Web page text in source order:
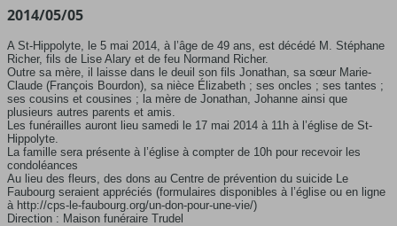
2014/05/05
A St-Hippolyte, le 5 mai 2014, à l’âge de 49 ans, est décédé M. Stéphane
Richer, fils de Lise Alary et de feu Normand Richer.
Outre sa mère, il laisse dans le deuil son fils Jonathan, sa sœur Marie-
Claude (François Bourdon), sa nièce Élizabeth ; ses oncles ; ses tantes ;
ses cousins et cousines ; la mère de Jonathan, Johanne ainsi que
plusieurs autres parents et amis.
Les funérailles auront lieu samedi le 17 mai 2014 à 11h à l’église de St-
Hippolyte.
La famille sera présente à l’église à compter de 10h pour recevoir les
condoléances
Au lieu des fleurs, des dons au Centre de prévention du suicide Le
Faubourg seraient appréciés (formulaires disponibles à l’église ou en ligne
à http://cps-le-faubourg.org/un-don-pour-une-vie/)
Direction : Maison funéraire Trudel